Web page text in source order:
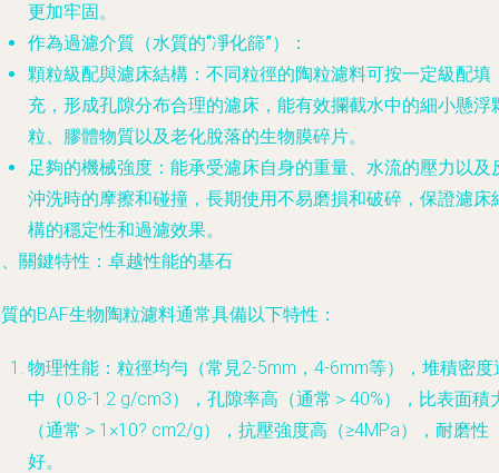
更加牢固。
作為過濾介質（水質的“凈化篩”）
：
顆粒級配與濾床結構 ：不同粒徑的陶粒濾料可按一定級配填
充，形成孔隙分布合理的濾床，能有效攔截水中的細小懸浮
粒、膠體物質以及老化脫落的生物膜碎片。
足夠的機械強度 ：能承受濾床自身的重量、水流的壓力以及
沖洗時的摩擦和碰撞，長期使用不易磨損和破碎，保證濾床
構的穩定性和過濾效果。
關鍵特性：卓越性能的基石
的BAF生物陶粒濾料通常具備以下特性：
物理性能 ：粒徑均勻（常見2-5mm，4-6mm等），堆積密度
中（0.8-1.2 g/cm3），孔隙率高（通常＞40%），比表面積
（通常＞1×10? cm2/g），抗壓強度高（≥4MPa），耐磨性
好。